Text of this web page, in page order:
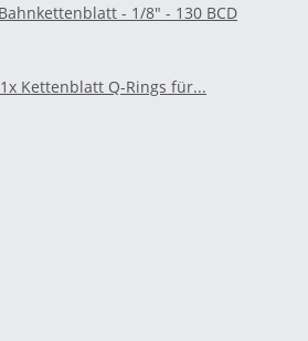
- 1/8" - 130 BCD